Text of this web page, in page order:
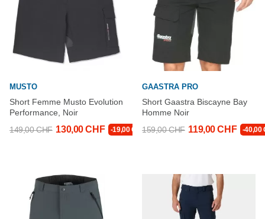
MUSTO
Short Femme Musto Evolution
Performance, Noir
149,00 CHF 130,00 CHF -19,00 CHF
GAASTRA PRO
Short Gaastra Biscayne Bay
Homme Noir
159,00 CHF 119,00 CHF -40,00